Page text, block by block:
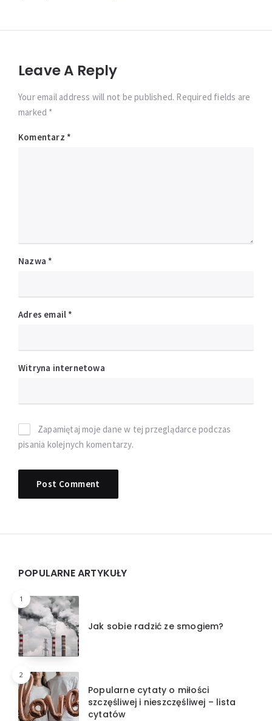
Leave A Reply
Your email address will not be published. Required fields are
marked *
Komentarz *
Nazwa *
Adres email *
Witryna internetowa
Zapamiętaj moje dane w tej przeglądarce podczas
pisania kolejnych komentarzy.
Widgets
POPULARNE ARTYKUŁY
1
Jak sobie radzić ze smogiem?
2
Popularne cytaty o miłości
szczęśliwej i nieszczęśliwej – lista
cytatów